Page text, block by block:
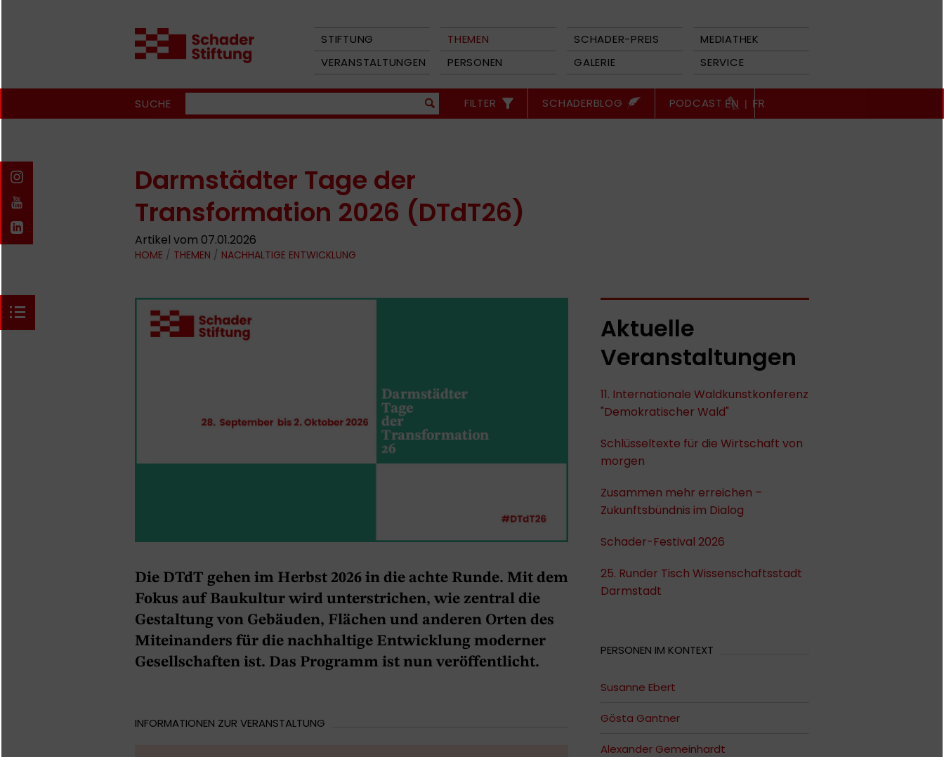
STIFTUNG THEMEN SCHADER-PREIS
MEDIATHEK
VERANSTALTUNGEN
PERSONEN GALERIE SERVICE
SUCHE FILTER SCHADERBLOG PODCAST EN | FR
Darmstädter Tage der
Transformation 2026 (DTdT26)
Artikel vom 07.01.2026
HOME / THEMEN / NACHHALTIGE ENTWICKLUNG
Die DTdT gehen im Herbst 2026 in die achte Runde. Mit dem
Fokus auf Baukultur wird unterstrichen, wie zentral die
Gestaltung von Gebäuden, Flächen und anderen Orten des
Miteinanders für die nachhaltige Entwicklung moderner
Gesellschaften ist. Das Programm ist nun veröffentlicht.
INFORMATIONEN ZUR VERANSTALTUNG
Aktuelle
Veranstaltungen
11. Internationale Waldkunstkonferenz
"Demokratischer Wald"
Schlüsseltexte für die Wirtschaft von
morgen
Zusammen mehr erreichen –
Zukunftsbündnis im Dialog
Schader-Festival 2026
25. Runder Tisch Wissenschaftsstadt
Darmstadt
PERSONEN IM KONTEXT
Susanne Ebert
Gösta Gantner
Alexander Gemeinhardt